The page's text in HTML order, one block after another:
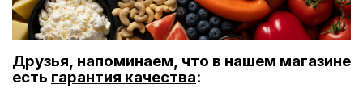
Друзья, напоминаем, что в нашем магазине
есть гарантия качества: